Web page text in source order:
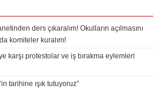
ders çıkaralım! Okulların açılmasını
komiteler kuralım!
karşı protestolar ve iş bırakma eylemleri
tarihine ışık tutuyoruz”